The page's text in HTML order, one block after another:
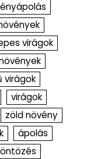
virágok
virágok
virágok
zöld növény
ápolás
öntözés